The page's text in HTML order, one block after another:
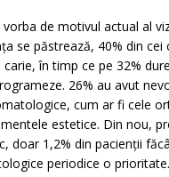
de motivul actual al
se păstrează, 40% din cei
în timp ce pe 32%
26% au avut
cum ar fi cele
estetice. Din nou,
doar 1,2% din pacienții
periodice o prioritate.